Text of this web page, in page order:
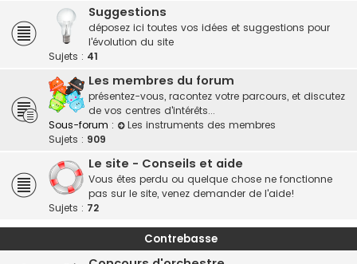
Suggestions
déposez ici toutes vos idées et suggestions pour
l'évolution du site
Sujets : 41
Les membres du forum
présentez-vous, racontez votre parcours, et discutez
de vos centres d'intérêts...
Sous-forum :
Les instruments des membres
Sujets : 909
Le site - Conseils et aide
Vous êtes perdu ou quelque chose ne fonctionne
pas sur le site, venez demander de l'aide!
Sujets : 72
Contrebasse